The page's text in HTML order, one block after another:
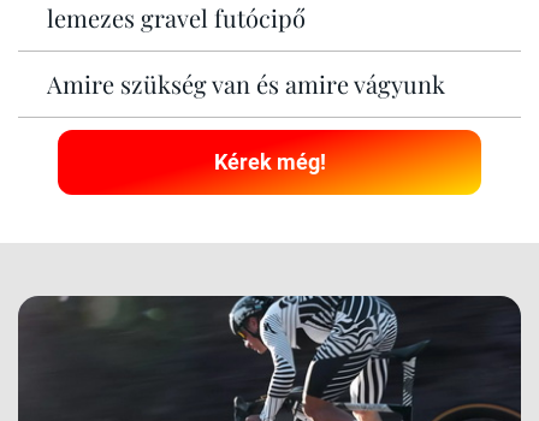
lemezes gravel futócipő
Amire szükség van és amire vágyunk
Kérek még!